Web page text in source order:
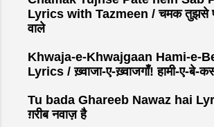
tLyrics with Tazmeen / चमक तुझसे
वाले
Khwaja-e-Khwajgaan Hami-e-
Lyrics / ख़्वाजा-ए-ख़्वाजगाँ! हामी-ए-बे-
Tu bada Ghareeb Nawaz hai
ग़रीब नवाज़ है